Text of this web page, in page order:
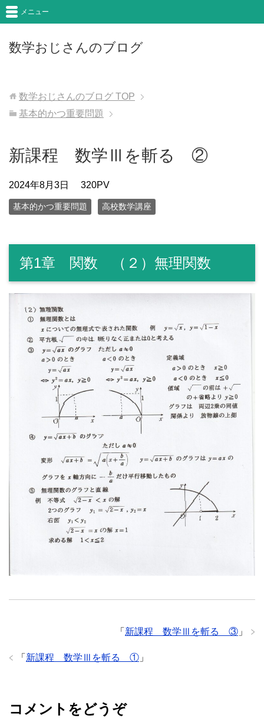
数学おじさんのブログ
メニュー
数学おじさんのブログ TOP
基本的かつ重要問題
新課程 数学Ⅲを斬る ②
2024年8月3日 320PV
基本的かつ重要問題 高校数学講座
第1章 関数 （２）無理関数
「 新課程 数学Ⅲを斬る ③ 」
「 新課程 数学Ⅲを斬る ① 」
コメントをどうぞ